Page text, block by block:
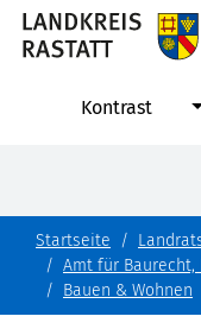
Kontrast
Startseite
Amt für
Bauen & Wohnen